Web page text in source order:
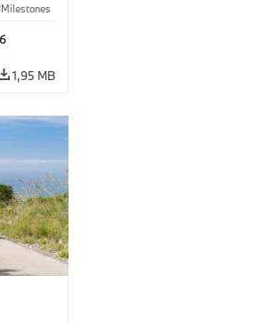
Milestones
1,95 MB